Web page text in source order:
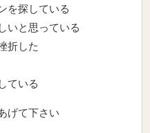
を探している
いと思っている
折した
ている
げて下さい